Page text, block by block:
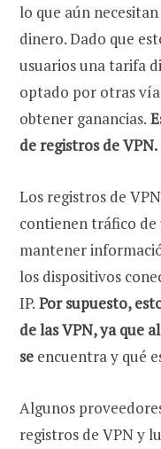
lo que aún
dinero. Dado que
usuarios una tarifa
optado por otras
obtener ganancias.
de registros de VPN.
Los registros de
contienen tráfico de
mantener
los dispositivos
IP. Por supuesto,
de las VPN, ya que
se encuentra y qué
Algunos
registros de VPN y